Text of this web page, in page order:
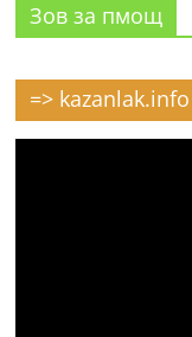
Зов за пмощ
=> kazanlak.info